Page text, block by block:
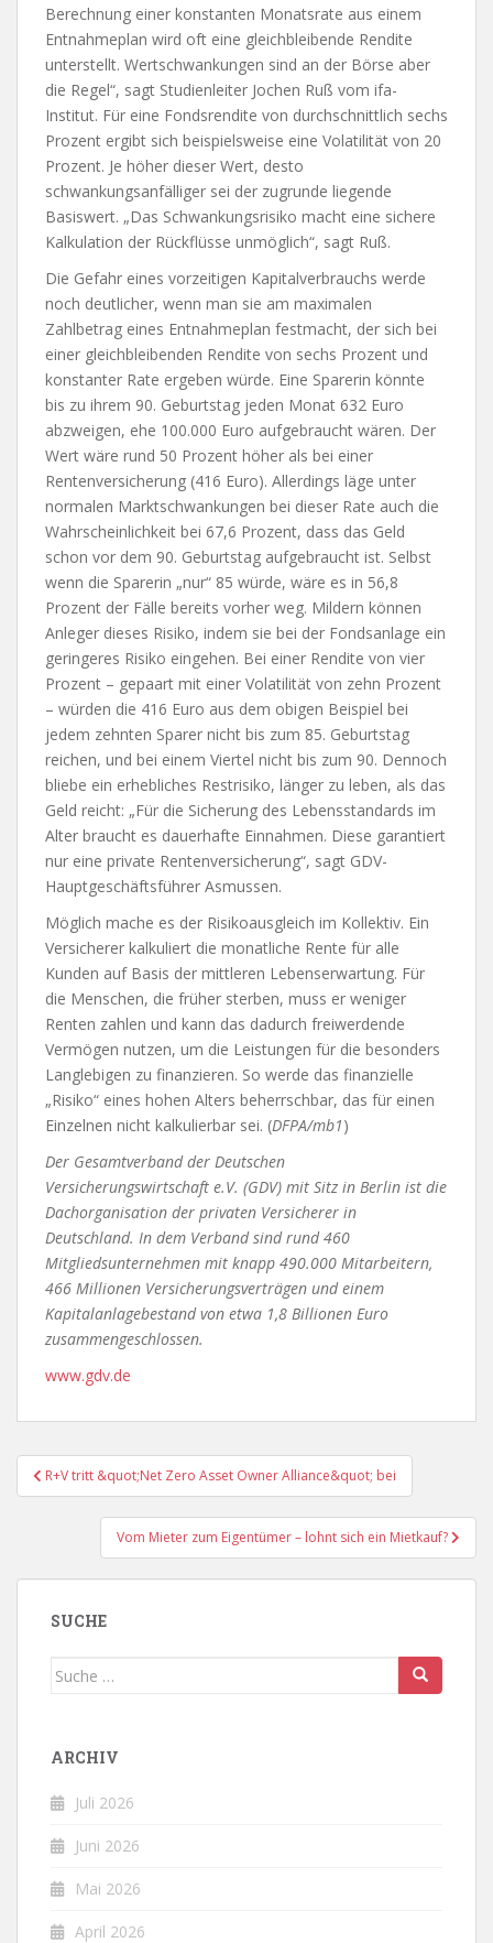
Berechnung einer konstanten Monatsrate aus einem
Entnahmeplan wird oft eine gleichbleibende Rendite
unterstellt. Wertschwankungen sind an der Börse aber
die Regel“, sagt Studienleiter Jochen Ruß vom ifa-
Institut. Für eine Fondsrendite von durchschnittlich sechs
Prozent ergibt sich beispielsweise eine Volatilität von 20
Prozent. Je höher dieser Wert, desto
schwankungsanfälliger sei der zugrunde liegende
Basiswert. „Das Schwankungsrisiko macht eine sichere
Kalkulation der Rückflüsse unmöglich“, sagt Ruß.
Die Gefahr eines vorzeitigen Kapitalverbrauchs werde
noch deutlicher, wenn man sie am maximalen
Zahlbetrag eines Entnahmeplan festmacht, der sich bei
einer gleichbleibenden Rendite von sechs Prozent und
konstanter Rate ergeben würde. Eine Sparerin könnte
bis zu ihrem 90. Geburtstag jeden Monat 632 Euro
abzweigen, ehe 100.000 Euro aufgebraucht wären. Der
Wert wäre rund 50 Prozent höher als bei einer
Rentenversicherung (416 Euro). Allerdings läge unter
normalen Marktschwankungen bei dieser Rate auch die
Wahrscheinlichkeit bei 67,6 Prozent, dass das Geld
schon vor dem 90. Geburtstag aufgebraucht ist. Selbst
wenn die Sparerin „nur“ 85 würde, wäre es in 56,8
Prozent der Fälle bereits vorher weg. Mildern können
Anleger dieses Risiko, indem sie bei der Fondsanlage ein
geringeres Risiko eingehen. Bei einer Rendite von vier
Prozent – gepaart mit einer Volatilität von zehn Prozent
– würden die 416 Euro aus dem obigen Beispiel bei
jedem zehnten Sparer nicht bis zum 85. Geburtstag
reichen, und bei einem Viertel nicht bis zum 90. Dennoch
bliebe ein erhebliches Restrisiko, länger zu leben, als das
Geld reicht: „Für die Sicherung des Lebensstandards im
Alter braucht es dauerhafte Einnahmen. Diese garantiert
nur eine private Rentenversicherung“, sagt GDV-
Hauptgeschäftsführer Asmussen.
Möglich mache es der Risikoausgleich im Kollektiv. Ein
Versicherer kalkuliert die monatliche Rente für alle
Kunden auf Basis der mittleren Lebenserwartung. Für
die Menschen, die früher sterben, muss er weniger
Renten zahlen und kann das dadurch freiwerdende
Vermögen nutzen, um die Leistungen für die besonders
Langlebigen zu finanzieren. So werde das finanzielle
„Risiko“ eines hohen Alters beherrschbar, das für einen
Einzelnen nicht kalkulierbar sei. (DFPA/mb1)
Der Gesamtverband der Deutschen
Versicherungswirtschaft e.V. (GDV) mit Sitz in Berlin ist die
Dachorganisation der privaten Versicherer in
Deutschland. In dem Verband sind rund 460
Mitgliedsunternehmen mit knapp 490.000 Mitarbeitern,
466 Millionen Versicherungsverträgen und einem
Kapitalanlagebestand von etwa 1,8 Billionen Euro
zusammengeschlossen.
www.gdv.de
Beitragsnavigation
R+V tritt &quot;Net Zero Asset Owner Alliance&quot; bei
Vom Mieter zum Eigentümer – lohnt sich ein Mietkauf?
SUCHE
Suche
ARCHIV
Juli 2026
Juni 2026
Mai 2026
April 2026